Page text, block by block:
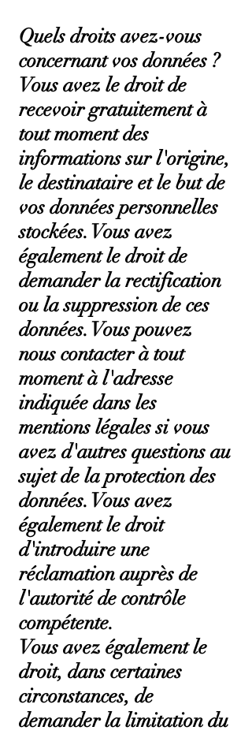
Quels droits avez-vous
concernant vos données ?
Vous avez le droit de
recevoir gratuitement à
tout moment des
informations sur l'origine,
le destinataire et le but de
vos données personnelles
stockées. Vous avez
également le droit de
demander la rectification
ou la suppression de ces
données. Vous pouvez
nous contacter à tout
moment à l'adresse
indiquée dans les
mentions légales si vous
avez d'autres questions au
sujet de la protection des
données. Vous avez
également le droit
d'introduire une
réclamation auprès de
l'autorité de contrôle
compétente.
Vous avez également le
droit, dans certaines
circonstances, de
demander la limitation du